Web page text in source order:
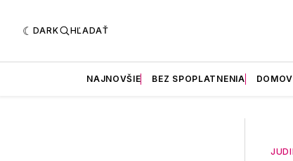
DARK HĽADAŤ
NAJNOVŠIE BEZ SPOPLATNENIA